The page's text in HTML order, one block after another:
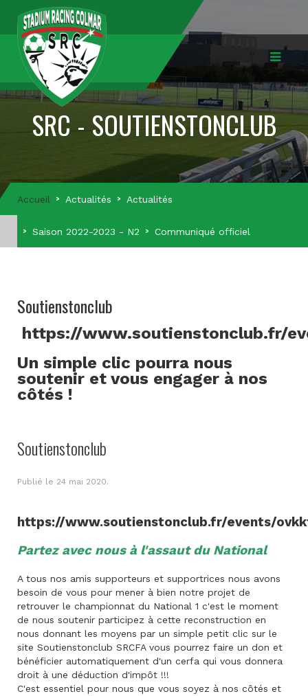
SRC - SOUTIENSTONCLUB
Accueil Actualités Actualités
Saison 2022-2023 - N2 Communiqué officiel
Soutienstonclub
https://www.soutienstonclub.fr/
Un simple clic pourra nous
soutenir et vous engager à nos
côtés !
Soutienstonclub
Publié le 24 mai 2020.
https://www.soutienstonclub.fr/events/
Partez avec nous à l'assaut du National
A tous nos amis supporteurs et supportrices nous avons
besoin de vous pour mener à bien notre projet de
retrouver le championnat du National 1 c'est le moment
de nous soutenir participez à cette reconstruction en
nous donnant les moyens par un simple petit clic sur le
site Soutienstonclub SRCFA vous pourrez faire un don et
bénéficier automatiquement d'un cerfa qui vous donnera
droit à une déduction d'impôt !!!
C'est essentiel pour nous que vous soyez à nos côtés et